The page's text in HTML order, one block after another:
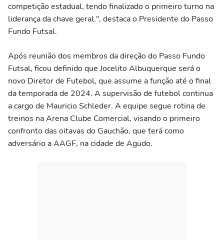
competição estadual, tendo finalizado o primeiro turno na
liderança da chave geral.", destaca o Presidente do Passo
Fundo Futsal.
Após reunião dos membros da direção do Passo Fundo
Futsal, ficou definido que Jocelito Albuquerque será o
novo Diretor de Futebol, que assume a função até o final
da temporada de 2024. A supervisão de futebol continua
a cargo de Mauricio Schleder. A equipe segue rotina de
treinos na Arena Clube Comercial, visando o primeiro
confronto das oitavas do Gauchão, que terá como
adversário a AAGF, na cidade de Agudo.